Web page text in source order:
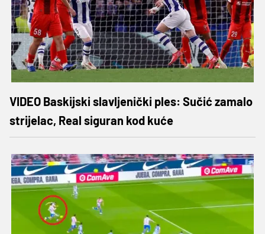
VIDEO Baskijski slavljenički ples: Sučić zamalo
strijelac, Real siguran kod kuće